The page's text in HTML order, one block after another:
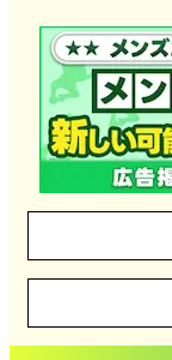
布施
岸和田
大阪府内出
江坂
茨木
枚方
長野県
高知県
リフレッシュ
ンション型や
主にマンショ
プライバシー
間を過ごすこ
彦根メンズ